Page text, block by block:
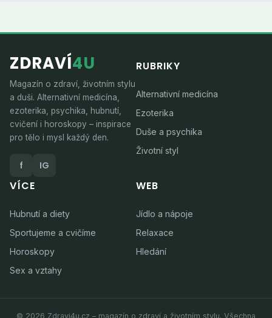
ZDRAVÍ4U
Magazín o zdraví, životním stylu
a duši. Alternativní medicína,
ezoterika, psychika, hubnutí,
cvičení i horoskopy – inspirace
pro tělo i mysl každý den.
f IG
RUBRIKY
Alternativní medicína
Ezoterika
Duše a psychika
Životní styl
VÍCE
Hubnutí a diety
Sportujeme a cvičíme
Horoskopy
Sex a vztahy
WEB
Jídlo a nápoje
Relaxace
Hledání
© 2026 Zdravi4u.cz – magazín o zdraví a životním stylu. Všechna